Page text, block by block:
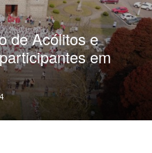
de Acólitos e
em